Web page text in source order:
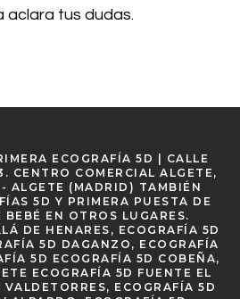
aclara tus dudas.
ECOGRAFÍA 5D | CALLE
CENTRO COMERCIAL ALGETE,
ALGETE (MADRID) TAMBIÉN
5D Y PRIMERA PUESTA DE
BEBÉ EN OTROS LUGARES.
DE HENARES, ECOGRAFÍA 5D
5D DAGANZO, ECOGRAFÍA
5D ECOGRAFÍA 5D COBEÑA,
ECOGRAFÍA 5D FUENTE EL
ECOGRAFÍA 5D